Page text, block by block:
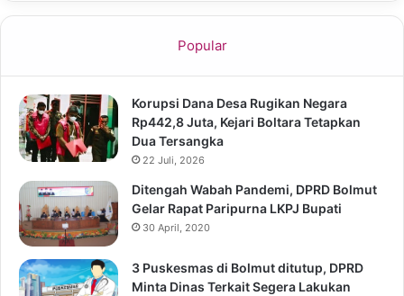
Popular
Korupsi Dana Desa Rugikan Negara
Rp442,8 Juta, Kejari Boltara Tetapkan
Dua Tersangka
22 Juli, 2026
Ditengah Wabah Pandemi, DPRD Bolmut
Gelar Rapat Paripurna LKPJ Bupati
30 April, 2020
3 Puskesmas di Bolmut ditutup, DPRD
Minta Dinas Terkait Segera Lakukan